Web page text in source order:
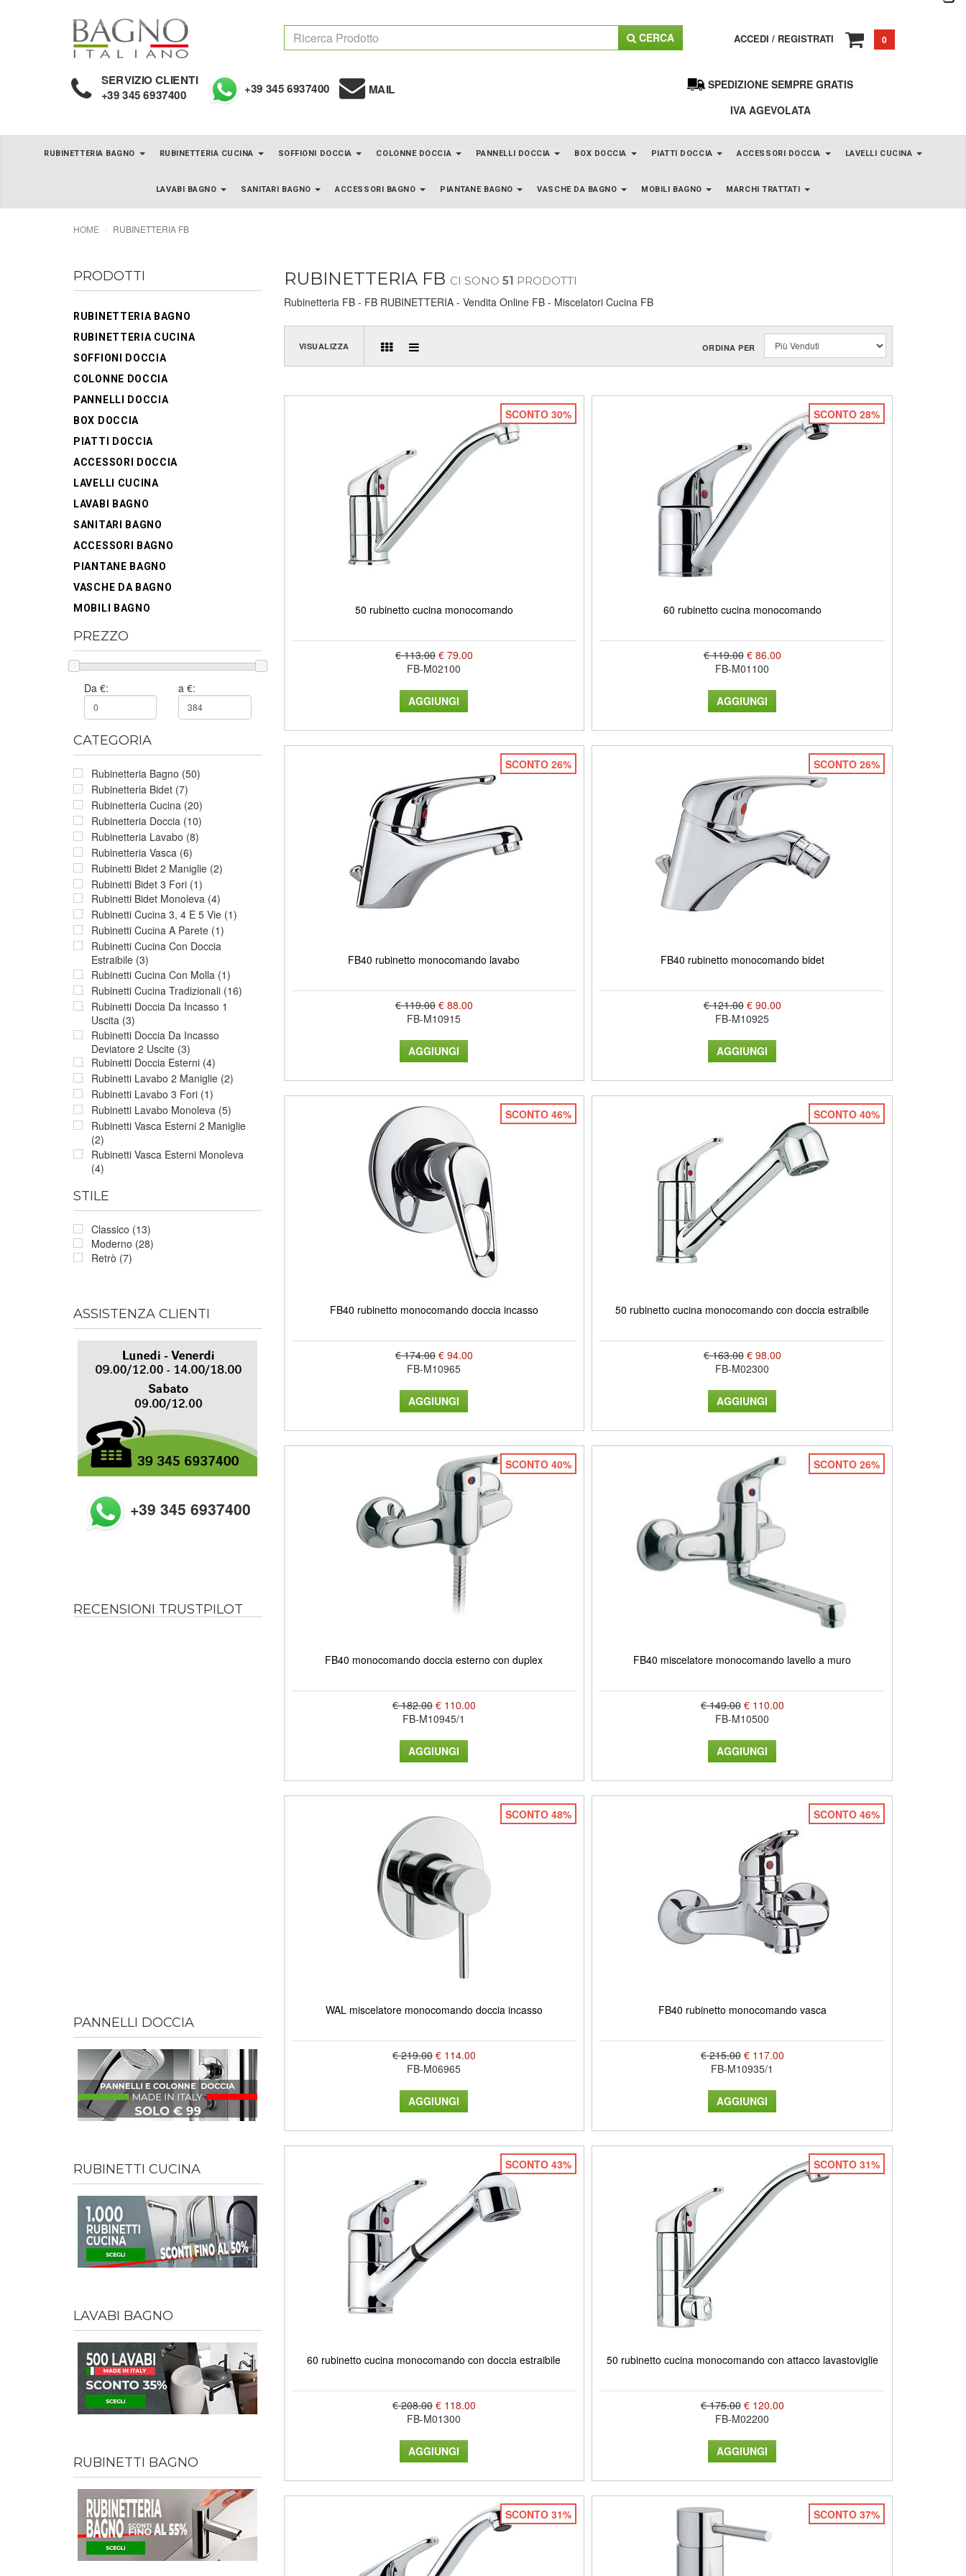
CERCA ACCEDI / REGISTRATI 0
SERVIZIO CLIENTI
+39 345 6937400 +39 345 6937400 MAIL
SPEDIZIONE SEMPRE GRATIS
IVA AGEVOLATA
RUBINETTERIA BAGNO RUBINETTERIA CUCINA SOFFIONI DOCCIA COLONNE DOCCIA PANNELLI DOCCIA BOX DOCCIA PIATTI DOCCIA ACCESSORI DOCCIA LAVELLI CUCINA
LAVABI BAGNO SANITARI BAGNO ACCESSORI BAGNO PIANTANE BAGNO VASCHE DA BAGNO MOBILI BAGNO MARCHI TRATTATI
HOME RUBINETTERIA FB
PRODOTTI
RUBINETTERIA BAGNO
RUBINETTERIA CUCINA
SOFFIONI DOCCIA
COLONNE DOCCIA
PANNELLI DOCCIA
BOX DOCCIA
PIATTI DOCCIA
ACCESSORI DOCCIA
LAVELLI CUCINA
LAVABI BAGNO
SANITARI BAGNO
ACCESSORI BAGNO
PIANTANE BAGNO
VASCHE DA BAGNO
MOBILI BAGNO
PREZZO
Da €: a €:
CATEGORIA
Rubinetteria Bagno (50)
Rubinetteria Bidet (7)
Rubinetteria Cucina (20)
Rubinetteria Doccia (10)
Rubinetteria Lavabo (8)
Rubinetteria Vasca (6)
Rubinetti Bidet 2 Maniglie (2)
Rubinetti Bidet 3 Fori (1)
Rubinetti Bidet Monoleva (4)
Rubinetti Cucina 3, 4 E 5 Vie (1)
Rubinetti Cucina A Parete (1)
Rubinetti Cucina Con Doccia
Estraibile (3)
Rubinetti Cucina Con Molla (1)
Rubinetti Cucina Tradizionali (16)
Rubinetti Doccia Da Incasso 1
Uscita (3)
Rubinetti Doccia Da Incasso
Deviatore 2 Uscite (3)
Rubinetti Doccia Esterni (4)
Rubinetti Lavabo 2 Maniglie (2)
Rubinetti Lavabo 3 Fori (1)
Rubinetti Lavabo Monoleva (5)
Rubinetti Vasca Esterni 2 Maniglie
(2)
Rubinetti Vasca Esterni Monoleva
(4)
STILE
Classico (13)
Moderno (28)
Retrò (7)
ASSISTENZA CLIENTI
+39 345 6937400
RECENSIONI TRUSTPILOT
PANNELLI DOCCIA
RUBINETTI CUCINA
LAVABI BAGNO
RUBINETTI BAGNO
RUBINETTERIA FB CI SONO 51 PRODOTTI
Rubinetteria FB - FB RUBINETTERIA - Vendita Online FB - Miscelatori Cucina FB
VISUALIZZA ORDINA PER
SCONTO 30%
50 rubinetto cucina monocomando
€ 113.00 € 79.00
FB-M02100
SCONTO 28%
60 rubinetto cucina monocomando
€ 119.00 € 86.00
FB-M01100
SCONTO 26%
FB40 rubinetto monocomando lavabo
€ 119.00 € 88.00
FB-M10915
SCONTO 26%
FB40 rubinetto monocomando bidet
€ 121.00 € 90.00
FB-M10925
SCONTO 46%
FB40 rubinetto monocomando doccia incasso
€ 174.00 € 94.00
FB-M10965
SCONTO 40%
50 rubinetto cucina monocomando con doccia estraibile
€ 163.00 € 98.00
FB-M02300
SCONTO 40%
FB40 monocomando doccia esterno con duplex
€ 182.00 € 110.00
FB-M10945/1
SCONTO 26%
FB40 miscelatore monocomando lavello a muro
€ 149.00 € 110.00
FB-M10500
SCONTO 48%
WAL miscelatore monocomando doccia incasso
€ 219.00 € 114.00
FB-M06965
SCONTO 46%
FB40 rubinetto monocomando vasca
€ 215.00 € 117.00
FB-M10935/1
SCONTO 43%
60 rubinetto cucina monocomando con doccia estraibile
€ 208.00 € 118.00
FB-M01300
SCONTO 31%
50 rubinetto cucina monocomando con attacco lavastoviglie
€ 175.00 € 120.00
FB-M02200
SCONTO 31% SCONTO 37%